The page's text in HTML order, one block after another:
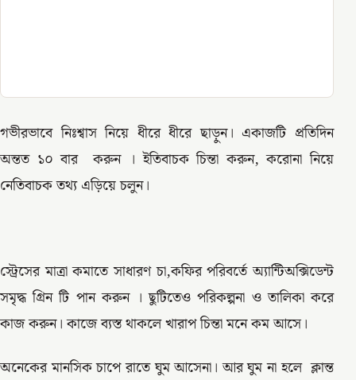
গভীরভাবে নিঃশ্বাস নিয়ে ধীরে ধীরে ছাড়ুন। একাজটি প্রতিদিন
অন্তত ১০ বার করুন । ইতিবাচক চিন্তা করুন, করোনা নিয়ে
নেতিবাচক তথ্য এড়িয়ে চলুন।
স্ট্রেসের মাত্রা কমাতে সাধারণ চা,কফির পরিবর্তে অ্যান্টিঅক্সিডেন্ট
সমৃদ্ধ গ্রিন টি পান করুন । ছুটিতেও পরিকল্পনা ও তালিকা করে
কাজ করুন। কাজে ব্যস্ত থাকলে খারাপ চিন্তা মনে কম আসে।
অনেকের মানসিক চাপে রাতে ঘুম আসেনা। আর ঘুম না হলে ক্লান্ত